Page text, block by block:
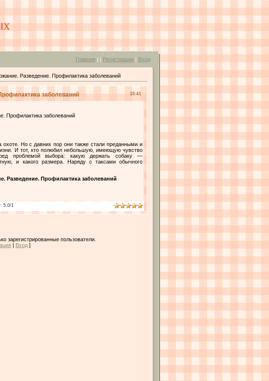
Главная | | Регистрация | Вход
Разведение. Профилактика заболеваний
15:41
заболеваний
Профилактика заболеваний
охоте. Но с давних пор они также стали преданными и
И тот, кто полюбил небольшую, имеющую чувство
проблемой выбора: какую держать собаку —
и какого размера. Наряду с таксами обычного
Разведение. Профилактика заболеваний
: 5.0/1
зарегистрированные пользователи.
| Вход ]